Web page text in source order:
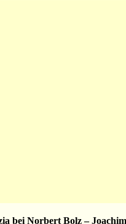
bei Norbert Bolz –